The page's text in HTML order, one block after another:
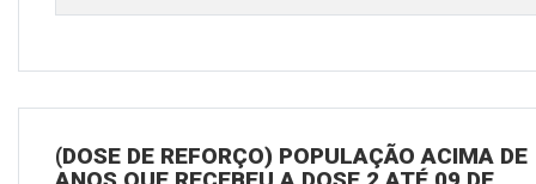
(DOSE DE REFORÇO) POPULAÇÃO ACIMA DE